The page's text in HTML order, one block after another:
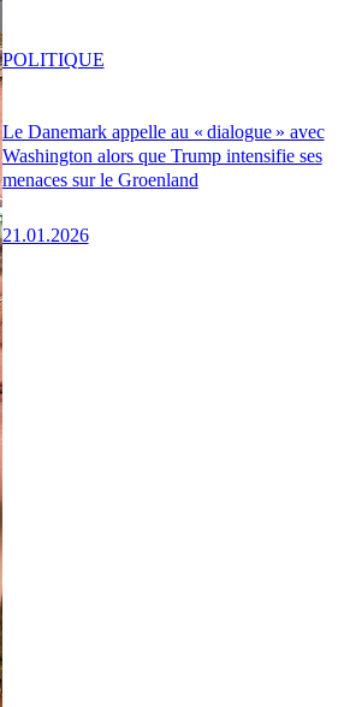
Le Danemark appelle au « dialogue » avec
Washington alors que Trump intensifie ses
menaces sur le Groenland
21.01.2026
POLITIQUE